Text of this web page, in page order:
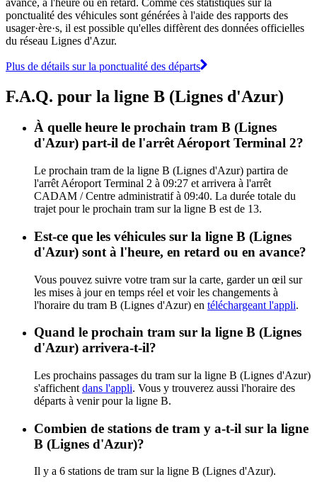
ponctualité des véhicules sont générées à l'aide des rapports des
usager·ère·s, il est possible qu'elles diffèrent des données officielles
du réseau Lignes d'Azur.
Plus de détails sur la ponctualité des départs
F.A.Q. pour la ligne B (Lignes d'Azur)
À quelle heure le prochain tram B (Lignes
d'Azur) part-il de l'arrêt Aéroport Terminal 2?
Le prochain tram de la ligne B (Lignes d'Azur) partira de
l'arrêt Aéroport Terminal 2 à 09:27 et arrivera à l'arrêt
CADAM / Centre administratif à 09:40. La durée totale du
trajet pour le prochain tram sur la ligne B est de 13.
Est-ce que les véhicules sur la ligne B (Lignes
d'Azur) sont à l'heure, en retard ou en avance?
Vous pouvez suivre votre tram sur la carte, garder un œil sur
les mises à jour en temps réel et voir les changements à
l'horaire du tram B (Lignes d'Azur) en téléchargeant l'appli.
Quand le prochain tram sur la ligne B (Lignes
d'Azur) arrivera-t-il?
Les prochains passages du tram sur la ligne B (Lignes d'Azur)
s'affichent dans l'appli. Vous y trouverez aussi l'horaire des
départs à venir pour la ligne B.
Combien de stations de tram y a-t-il sur la ligne
B (Lignes d'Azur)?
Il y a 6 stations de tram sur la ligne B (Lignes d'Azur).